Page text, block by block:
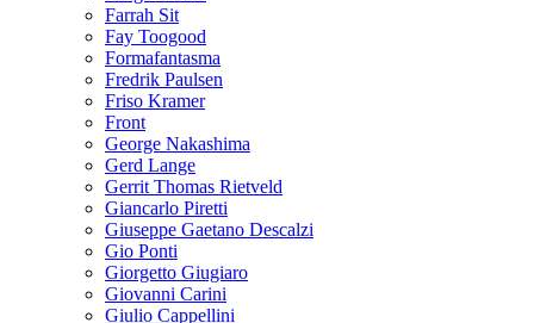
Farrah Sit
Fay Toogood
Formafantasma
Fredrik Paulsen
Friso Kramer
Front
George Nakashima
Gerd Lange
Gerrit Thomas Rietveld
Giancarlo Piretti
Giuseppe Gaetano Descalzi
Gio Ponti
Giorgetto Giugiaro
Giovanni Carini
Giulio Cappellini